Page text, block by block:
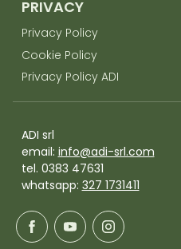
PRIVACY
Privacy Policy
Cookie Policy
Privacy Policy ADI
ADI srl
email: info@adi-srl.com
tel. 0383 47631
whatsapp: 327 1731411